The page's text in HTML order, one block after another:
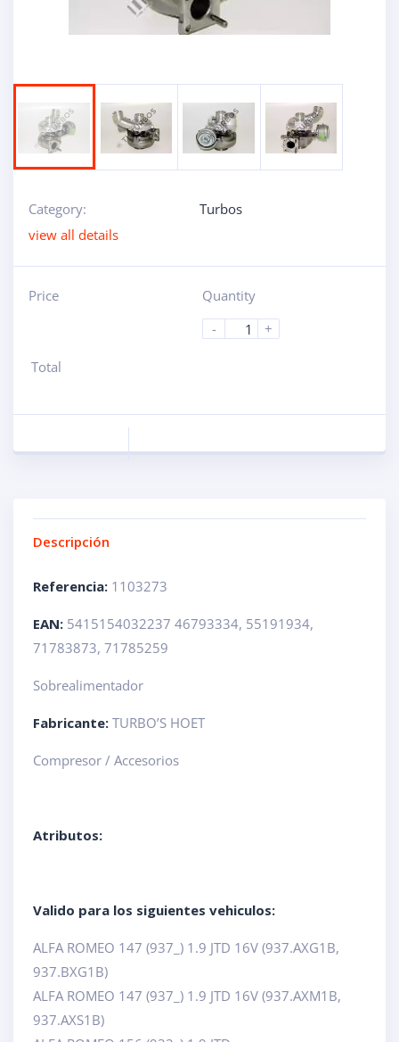
Category:
Turbos
view all details
Price
Quantity
-
+
Total
Descripción
Referencia: 1103273
EAN: 5415154032237 46793334, 55191934,
71783873, 71785259
Sobrealimentador
Fabricante: TURBO’S HOET
Compresor / Accesorios
Atributos:
Valido para los siguientes vehiculos:
ALFA ROMEO 147 (937_) 1.9 JTD 16V (937.AXG1B,
937.BXG1B)
ALFA ROMEO 147 (937_) 1.9 JTD 16V (937.AXM1B,
937.AXS1B)